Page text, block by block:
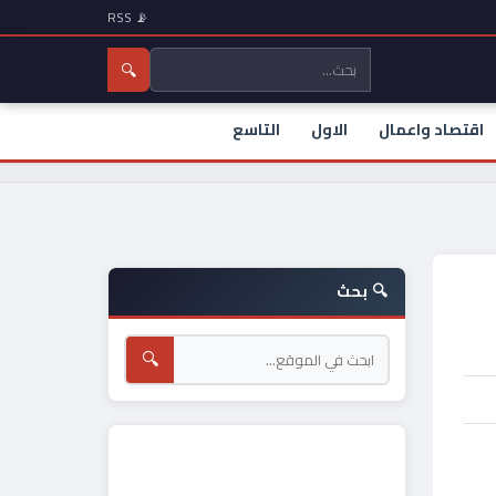
📡 RSS
🔍
اقتصاد واعمال الاول التاسع
🔍 بحث
🔍